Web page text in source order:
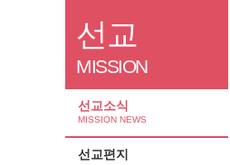
선교
MISSION
선교소식
MISSION NEWS
선교편지